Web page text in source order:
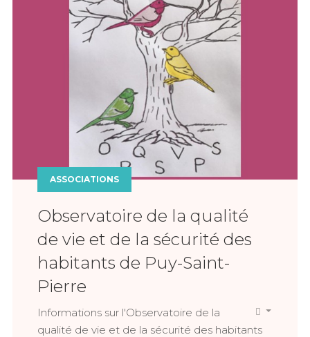
ASSOCIATIONS
Observatoire de la qualité
de vie et de la sécurité des
habitants de Puy-Saint-
Pierre
Informations sur l'Observatoire de la
qualité de vie et de la sécurité des habitants